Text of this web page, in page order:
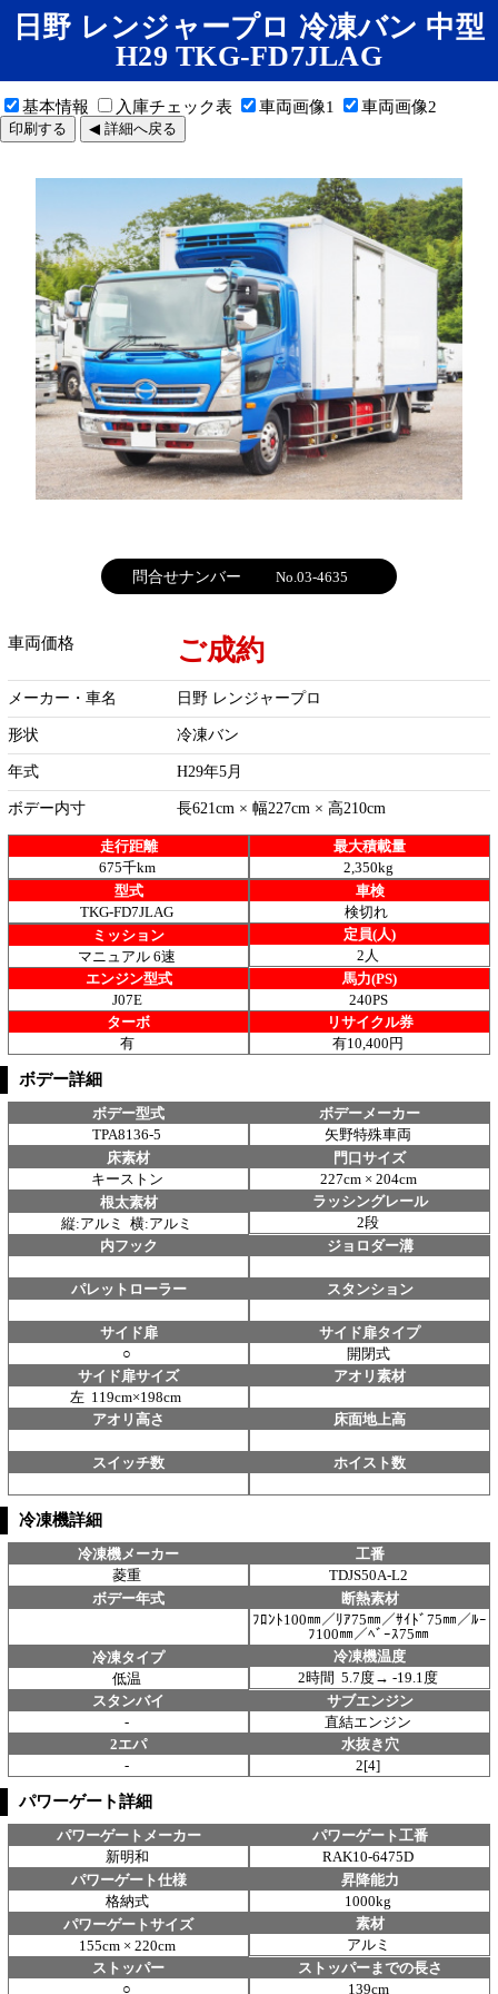
日野 レンジャープロ 冷凍バン 中型
H29 TKG-FD7JLAG
基本情報 入庫チェック表 車両画像1 車両画像2
印刷する ◀ 詳細へ戻る
問合せナンバー No.03-4635
車両価格 ご成約
メーカー・車名 日野 レンジャープロ
形状 冷凍バン
年式 H29年5月
ボデー内寸 長621cm × 幅227cm × 高210cm
走行距離
675千km
最大積載量
2,350kg
型式
TKG-FD7JLAG
車検
検切れ
ミッション
マニュアル 6速
定員(人)
2人
エンジン型式
J07E
馬力(PS)
240PS
ターボ
有
リサイクル券
有10,400円
ボデー詳細
ボデー型式
TPA8136-5
ボデーメーカー
矢野特殊車両
床素材
キーストン
門口サイズ
227cm × 204cm
根太素材
縦:アルミ 横:アルミ
ラッシングレール
2段
内フック
ジョロダー溝
パレットローラー スタンション
サイド扉
○
サイド扉タイプ
開閉式
サイド扉サイズ
左 119cm×198cm
アオリ素材
アオリ高さ 床面地上高
スイッチ数 ホイスト数
冷凍機詳細
冷凍機メーカー
菱重
工番
TDJS50A-L2
ボデー年式
断熱素材
ﾌﾛﾝﾄ100㎜／ﾘｱ75㎜／ｻｲﾄﾞ75㎜／ﾙｰ
ﾌ100㎜／ﾍﾞｰｽ75㎜
冷凍タイプ
低温
冷凍機温度
2時間 5.7度→ -19.1度
スタンバイ
-
サブエンジン
直結エンジン
2エパ
-
水抜き穴
2[4]
パワーゲート詳細
パワーゲートメーカー
新明和
パワーゲート工番
RAK10-6475D
パワーゲート仕様
格納式
昇降能力
1000kg
パワーゲートサイズ
155cm × 220cm
素材
アルミ
ストッパー
○
ストッパーまでの長さ
139cm